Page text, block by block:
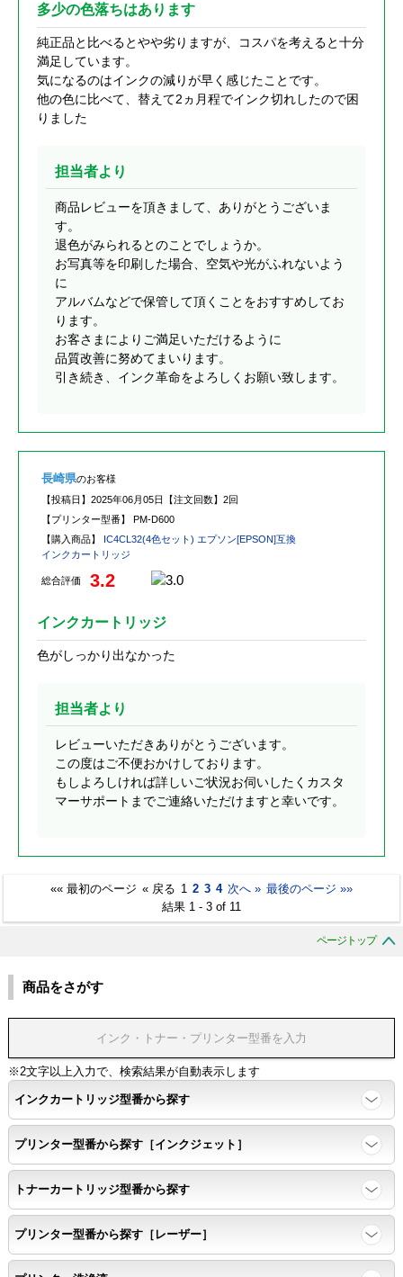
多少の色落ちはあります
純正品と比べるとやや劣りますが、コスパを考えると十分
満足しています。
気になるのはインクの減りが早く感じたことです。
他の色に比べて、替えて2ヵ月程でインク切れしたので困
りました
担当者より
商品レビューを頂きまして、ありがとうございま
す。
退色がみられるとのことでしょうか。
お写真等を印刷した場合、空気や光がふれないよう
に
アルバムなどで保管して頂くことをおすすめしてお
ります。
お客さまによりご満足いただけるように
品質改善に努めてまいります。
引き続き、インク革命をよろしくお願い致します。
長崎県のお客様
【投稿日】 2025年06月05日 【注文回数】 2回
【プリンター型番】 PM-D600
【購入商品】 IC4CL32(4色セット) エプソン[EPSON]互換
インクカートリッジ
総合評価 3.2
インクカートリッジ
色がしっかり出なかった
担当者より
レビューいただきありがとうございます。
この度はご不便おかけしております。
もしよろしければ詳しいご状況お伺いしたくカスタ
マーサポートまでご連絡いただけますと幸いです。
«« 最初のページ « 戻る 1 2 3 4 次へ » 最後のページ »»
結果 1 - 3 of 11
ページトップ
商品をさがす
※2文字以上入力で、検索結果が自動表示します
インクカートリッジ型番から探す
プリンター型番から探す［インクジェット］
トナーカートリッジ型番から探す
プリンター型番から探す［レーザー］